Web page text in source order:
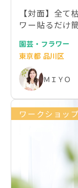
【対面】全て
ワー貼るだけ
園芸・フラワー
東京都 品川区
ＭＩＹＯ
ワークショップ